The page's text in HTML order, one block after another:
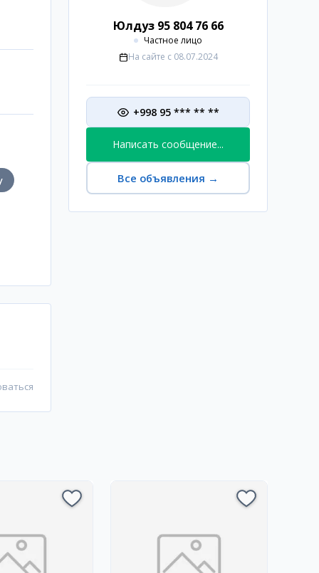
Юлдуз 95 804 76 66
Частное лицо
На сайте с 08.07.2024
+998 95 *** ** **
Написать сообщение...
Все объявления →